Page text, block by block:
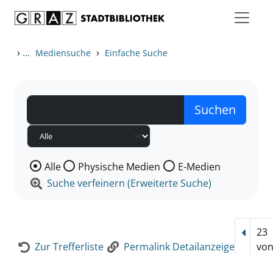
› ... Mediensuche › Einfache Suche
Wählen Sie die Medienart nach der Sie suchen wollen.
Alle Physische Medien
E-Medien
Suche verfeinern (Erweiterte Suche)
Zur Trefferliste Permalink Detailanzeige
23
von